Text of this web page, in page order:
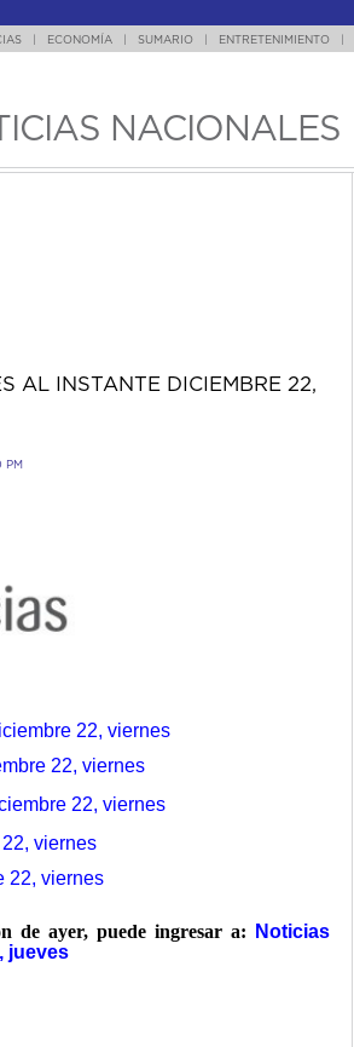
ECONOMÍA SUMARIO ENTRETENIMIENTO
NACIONALES
AL INSTANTE DICIEMBRE 22,
PM
22, viernes
22, viernes
22, viernes
viernes
22, viernes
de ayer, puede ingresar a:
Noticias
jueves